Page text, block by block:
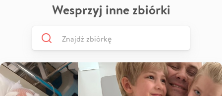
Wesprzyj inne zbiórki